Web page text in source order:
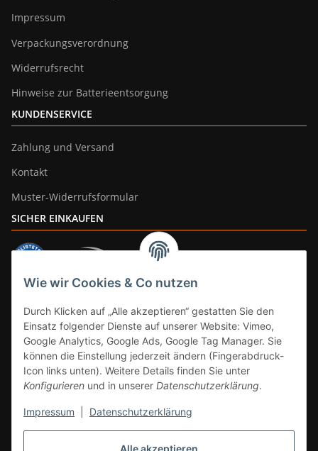
Alle akzeptieren
Wie wir Cookies & Co nutzen
Durch Klicken auf „Alle akzeptieren“ gestatten Sie den
Einsatz folgender Dienste auf unserer Website: Vimeo,
Google Analytics, Google Ads, Google Tag Manager. Sie
können die Einstellung jederzeit ändern (Fingerabdruck-
Icon links unten). Weitere Details finden Sie unter
Konfigurieren und in unserer Datenschutzerklärung.
Impressum Datenschutzerklärung
Impressum
Verpackungsverordnung
Widerrufsrecht
Hinweise zur Batterieentsorgung
KUNDENSERVICE
Zahlung und Versand
Kontakt
Muster-Widerrufsformular
SICHER EINKAUFEN